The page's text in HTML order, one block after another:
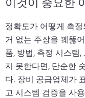
이것이 중요한
정확도가 어떻게 측
거 없는 주장을 꿰뚫
품, 방법, 측정 시스템
지 못한다면, 단순한
다. 장비 공급업체가
고 시스템 검증을 사